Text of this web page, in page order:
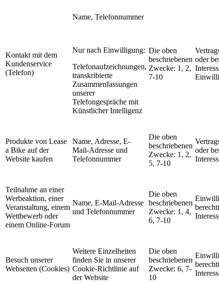
Kontakt mit dem
Kundenservice
(Telefon)
Name, Telefonnummer
Nur nach Einwilligung:
Telefonaufzeichnungen,
transkribierte
Zusammenfassungen
unserer
Telefongespräche mit
Künstlicher Intelligenz
Die oben
beschriebenen
Zwecke: 1, 2,
7-10
oder
Produkte von Lease
a Bike auf der
Website kaufen
Name, Adresse, E-
Mail-Adresse und
Telefonnummer
Die oben
beschriebenen
Zwecke: 1, 2,
5, 7-10
oder
Teilnahme an einer
Werbeaktion, einer
Veranstaltung, einem
Wettbewerb oder
einem Online-Forum
Name, E-Mail-Adresse
und Telefonnummer
Die oben
beschriebenen
Zwecke: 1, 4,
6, 7-10
Besuch unserer
Webseiten (Cookies)
Weitere Einzelheiten
finden Sie in unserer
Cookie-Richtlinie auf
der Website
Die oben
beschriebenen
Zwecke: 6, 7-
10